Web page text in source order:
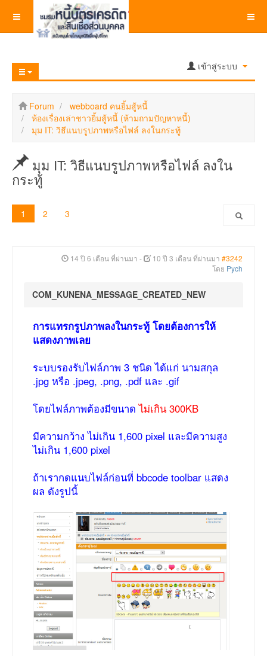
เข้าสู่ระบบ
Forum
webboard คนยิ้มสู้หนี้
ห้องเรื่องเล่าชาวยิ้มสู้หนี้ (ห้ามถามปัญหาหนี้)
มุม IT: วิธีแนบรูปภาพหรือไฟล์ ลงในกระทู้
มุม IT: วิธีแนบรูปภาพหรือไฟล์ ลงใน
กระทู้
1 2 3
14 ปี 6 เดือน ที่ผ่านมา - 10 ปี 3 เดือน ที่ผ่านมา #3242
โดย Pych
COM_KUNENA_MESSAGE_CREATED_NEW
การแทรกรูปภาพลงในกระทู้ โดยต้องการให้
แสดงภาพเลย
ระบบรองรับไฟล์ภาพ 3 ชนิด ได้แก่ นามสกุล
.jpg หรือ .jpeg, .png, .pdf และ .gif
โดยไฟล์ภาพต้องมีขนาดไม่เกิน 300KB
มีความกว้าง ไม่เกิน 1,600 pixel และมีความสูง
ไม่เกิน 1,600 pixel
ถ้าเรากดแนบไฟล์ก่อนที่ bbcode toolbar แสดง
ผล ดังรูปนี้